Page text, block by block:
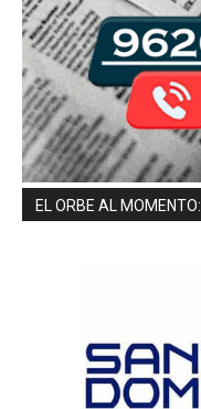
EL ORBE AL MOMENTO: